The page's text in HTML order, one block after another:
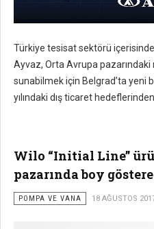
Türkiye tesisat sektörü
Ayvaz, Orta Avrupa
sunabilmek için Belgrad’ta yeni
yılındaki dış ticaret
Wilo “Initial Line”
pazarında boy
POMPA VE VANA 18 AĞUSTOS